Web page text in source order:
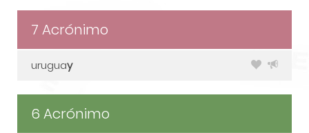
7 Acrónimo
uruguay
6 Acrónimo